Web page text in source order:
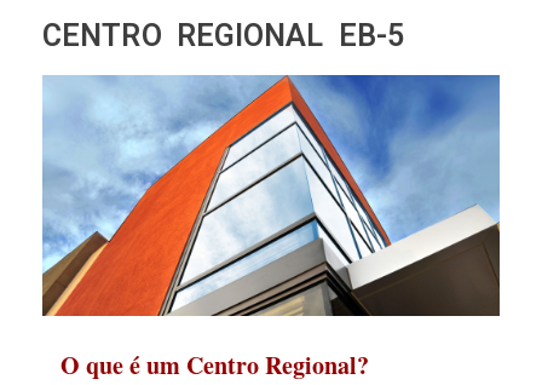
CENTRO REGIONAL EB-5
O que é um Centro Regional?